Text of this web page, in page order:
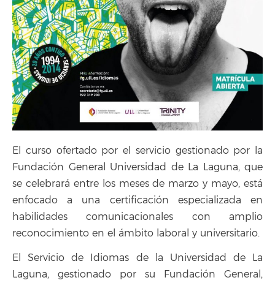
El curso ofertado por el servicio gestionado por la
Fundación General Universidad de La Laguna, que
se celebrará entre los meses de marzo y mayo, está
enfocado a una certificación especializada en
habilidades comunicacionales con amplio
reconocimiento en el ámbito laboral y universitario.
El Servicio de Idiomas de la Universidad de La
Laguna, gestionado por su Fundación General,